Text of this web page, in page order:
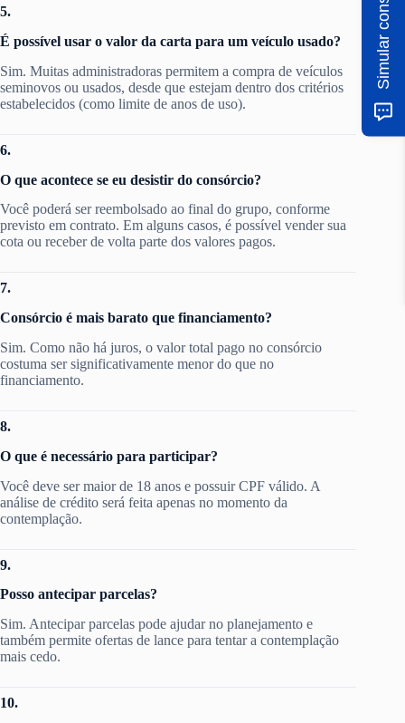
5.
É possível usar o valor da carta para um veículo usado?
Sim. Muitas administradoras permitem a compra de veículos
seminovos ou usados, desde que estejam dentro dos critérios
estabelecidos (como limite de anos de uso).
6.
O que acontece se eu desistir do consórcio?
Você poderá ser reembolsado ao final do grupo, conforme
previsto em contrato. Em alguns casos, é possível vender sua
cota ou receber de volta parte dos valores pagos.
7.
Consórcio é mais barato que financiamento?
Sim. Como não há juros, o valor total pago no consórcio
costuma ser significativamente menor do que no
financiamento.
8.
O que é necessário para participar?
Você deve ser maior de 18 anos e possuir CPF válido. A
análise de crédito será feita apenas no momento da
contemplação.
9.
Posso antecipar parcelas?
Sim. Antecipar parcelas pode ajudar no planejamento e
também permite ofertas de lance para tentar a contemplação
mais cedo.
10.